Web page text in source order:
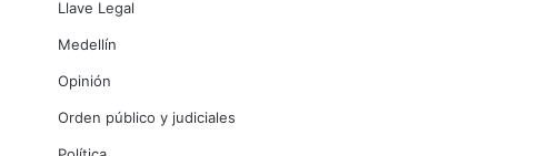
Llave Legal
Medellín
Opinión
Orden público y judiciales